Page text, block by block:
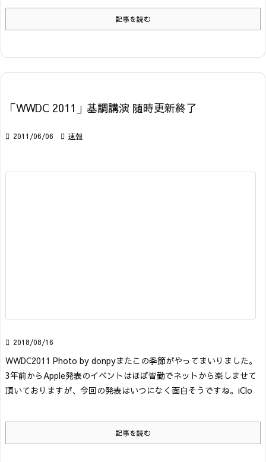
記事を読む
「WWDC 2011」基調講演 随時更新終了
 2011/06/06  速報
 2018/08/16
WWDC2011 Photo by donpyまたこの季節がやってまいりました。
3年前からApple発表のイベントはほぼ皆勤でネットから楽しませて
頂いておりますが、今回の発表はいつになく面白そうですね。iClo
記事を読む